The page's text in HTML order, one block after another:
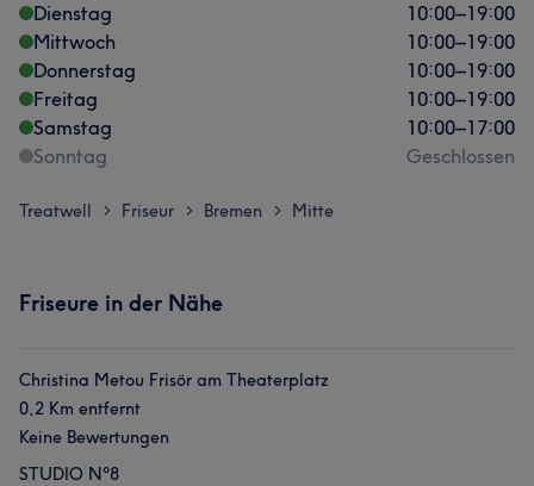
Dienstag
10:00–19:00
Mittwoch
10:00–19:00
Donnerstag
10:00–19:00
Freitag
10:00–19:00
Samstag
10:00–17:00
Sonntag
Geschlossen
Treatwell > Friseur > Bremen > Mitte
Friseure in der Nähe
Christina Metou Frisör am Theaterplatz
0,2 Km entfernt
Keine Bewertungen
STUDIO Nº8